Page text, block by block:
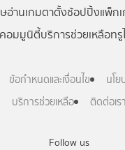
Follow us
อ่านเกมตาตั้งช้อปปิ้งแพ็ก
คอมมูนิตี้บริการช่วยเหลือทรู
ข้อกำหนดและเงื่อนไข
นโ
บริการช่วยเหลือ
ติดต่อเรา